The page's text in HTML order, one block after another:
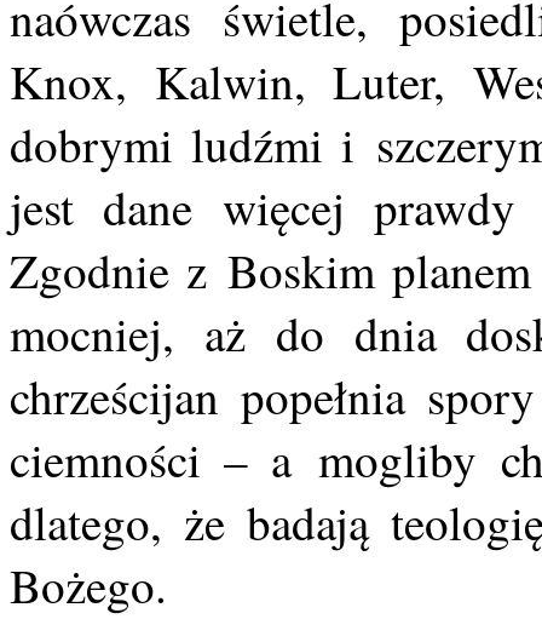
naówczas świetle,
Knox, Kalwin, Luter,
dobrymi ludźmi i
jest dane więcej
Zgodnie z Boskim planem
mocniej, aż do dnia
chrześcijan popełnia
ciemności – a mogliby
dlatego, że badają
Bożego.